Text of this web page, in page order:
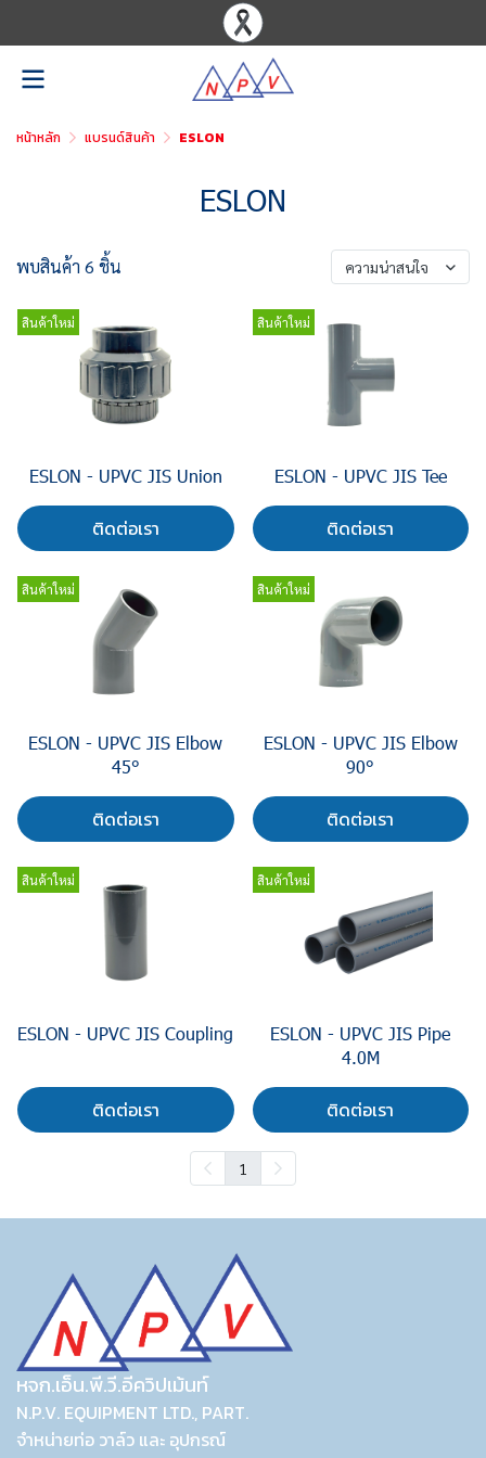
หน้าหลัก แบรนด์สินค้า ESLON
ESLON
พบสินค้า 6 ชิ้น ความน่าสนใจ
สินค้าใหม่
ESLON - UPVC JIS Union
ติดต่อเรา
สินค้าใหม่
ESLON - UPVC JIS Tee
ติดต่อเรา
สินค้าใหม่
ESLON - UPVC JIS Elbow
45°
ติดต่อเรา
สินค้าใหม่
ESLON - UPVC JIS Elbow
90°
ติดต่อเรา
สินค้าใหม่
ESLON - UPVC JIS Coupling
ติดต่อเรา
สินค้าใหม่
ESLON - UPVC JIS Pipe
4.0M
ติดต่อเรา
1
หจก.เอ็น.พี.วี.อีควิปเม้นท์
N.P.V. EQUIPMENT LTD., PART.
จำหน่ายท่อ วาล์ว และ อุปกรณ์